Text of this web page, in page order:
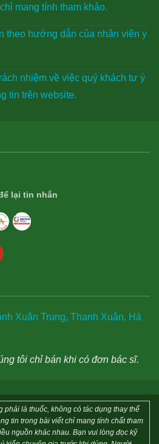
mang tính tham khảo.
theo hướng dẫn của nhân viên y
nhiệm về việc quý khách tư ý
tin trên website.
lại tin nhắn
Xuân Trung, Thanh Xuân, Hà
tôi chỉ bán khi có đơn bác sĩ.
phải là thuốc, không có tác dụng thay thế
tin trong bài viết chỉ mang tính chất tham
nguồn khác nhau. Bạn vui lòng đọc kỹ